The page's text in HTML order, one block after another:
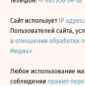
Сайт использует IP
Пользователей сайта,
в отношении обработки
Медиа»
Любое использование
соблюдении правил